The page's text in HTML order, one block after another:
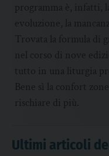
programma è, infatti, la
evoluzione, la
Trovata la formula di
nel corso di nove
tutto in una liturgia
Bene sì la confort
rischiare di più.
Ultimi articoli